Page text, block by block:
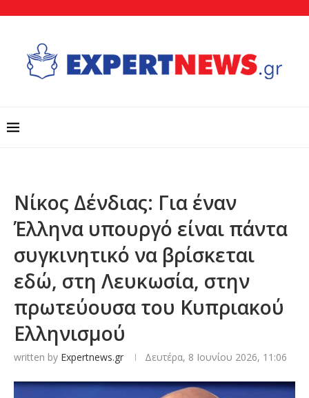
Νίκος Δένδιας: Για έναν
Έλληνα υπουργό είναι πάντα
συγκινητικό να βρίσκεται
εδώ, στη Λευκωσία, στην
πρωτεύουσα του Κυπριακού
Ελληνισμού
written by Expertnews.gr Δευτέρα, 8 Ιουνίου 2026, 11:06